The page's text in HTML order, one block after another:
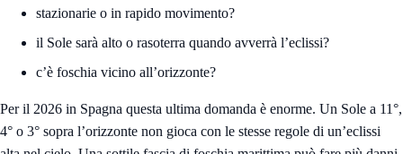
stazionarie o in rapido movimento?
il Sole sarà alto o rasoterra quando avverrà l’eclissi?
c’è foschia vicino all’orizzonte?
Per il 2026 in Spagna questa ultima domanda è enorme. Un Sole a 11°,
4° o 3° sopra l’orizzonte non gioca con le stesse regole di un’eclissi